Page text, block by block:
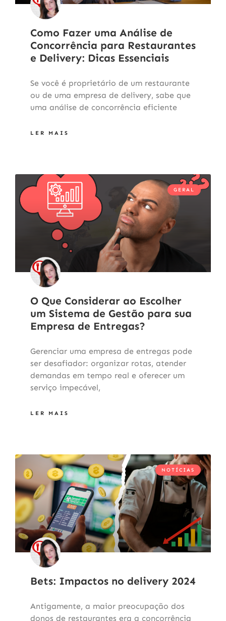
Como Fazer uma Análise de
Concorrência para Restaurantes
e Delivery: Dicas Essenciais
Se você é proprietário de um restaurante
ou de uma empresa de delivery, sabe que
uma análise de concorrência eficiente
LER MAIS
GERAL
O Que Considerar ao Escolher
um Sistema de Gestão para sua
Empresa de Entregas?
Gerenciar uma empresa de entregas pode
ser desafiador: organizar rotas, atender
demandas em tempo real e oferecer um
serviço impecável,
LER MAIS
NOTÍCIAS
Bets: Impactos no delivery 2024
Antigamente, a maior preocupação dos
donos de restaurantes era a concorrência